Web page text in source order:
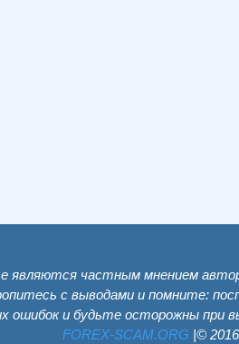
являются частным мнением
с выводами и помните:
ошибок и будьте осторожны при
FOREX-SCAM.ОRG |©